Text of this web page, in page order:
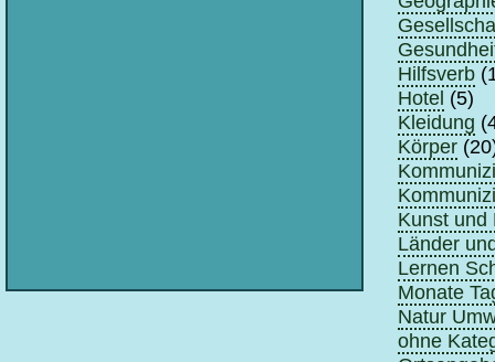
Hilfsverb
Hotel (5)
Kleidung
Körper
Kunst und
Länder
Lernen
Monate
Natur
ohne